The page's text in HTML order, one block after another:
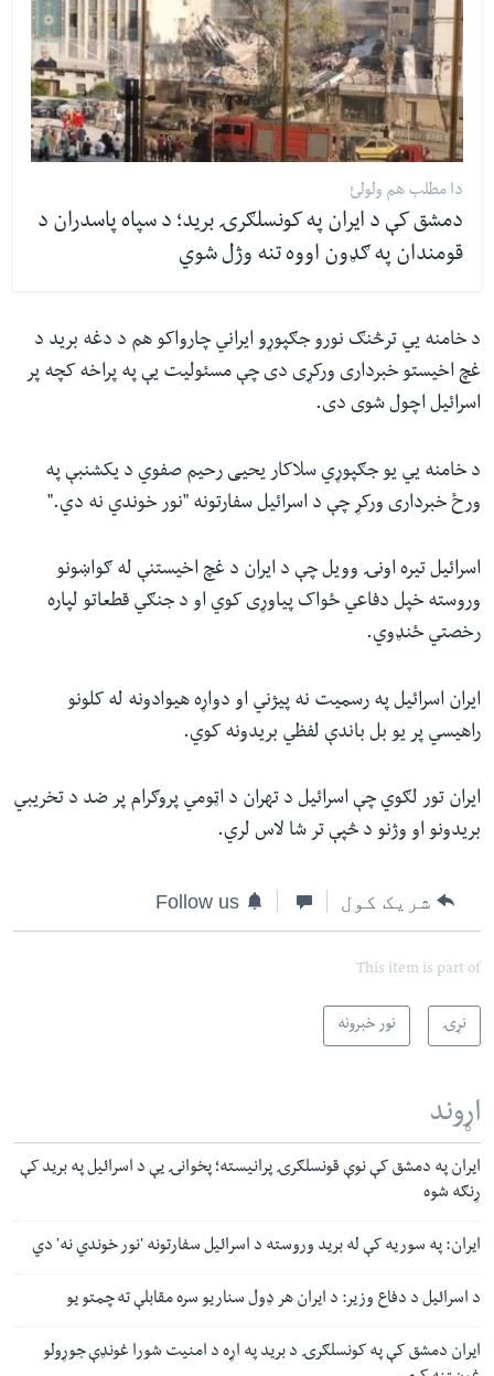
دا مطلب هم ولولئ
دمشق کې د ایران په کونسلګرۍ برید؛ د سپاه پاسدران د
قومندان په ګډون اووه تنه وژل شوي
د خامنه يي ترڅنګ نورو جګپوړو ایراني چارواکو هم د دغه برید د
غچ اخیستو خبرداری ورکړی دی چې مسئولیت یې په پراخه کچه پر
اسرائیل اچول شوی دی.
د خامنه یي یو جګپوړي سلاکار یحیی رحیم صفوي د یکشنبې په
ورځ خبرداری ورکړ چې د اسرائیل سفارتونه "نور خوندي نه دي."
اسرائیل تیره اونۍ وویل چې د ایران د غچ اخیستنې له ګواښونو
وروسته خپل دفاعي ځواک پیاوړی کوي او د جنګي قطعاتو لپاره
رخصتي ځنډوي.
ایران اسرائیل په رسمیت نه پیژني او دواړه هیوادونه له کلونو
راهیسي پر یو بل باندې لفظي بریدونه کوي.
ایران تور لګوي چې اسرائیل د تهران د اټومي پروګرام پر ضد د تخریبي
بریدونو او وژنو د څپې تر شا لاس لري.
شریک کول Follow us
This item is part of
نړۍ نور خبرونه
اړوند
ایران په دمشق کې نوې قونسلګرۍ پرانیسته؛ پخوانۍ یې د اسرائیل په برید کې
ړنګه شوه
ایران: په سوریه کې له برید وروسته د اسرائیل سفارتونه 'نور خوندي نه' دي
د اسرائيل د دفاع وزیر: د ایران هر ډول سناریو سره مقابلې ته چمتو یو
ایران دمشق کې په کونسلګرۍ د برید په اړه د امنیت شورا غونډې جوړولو